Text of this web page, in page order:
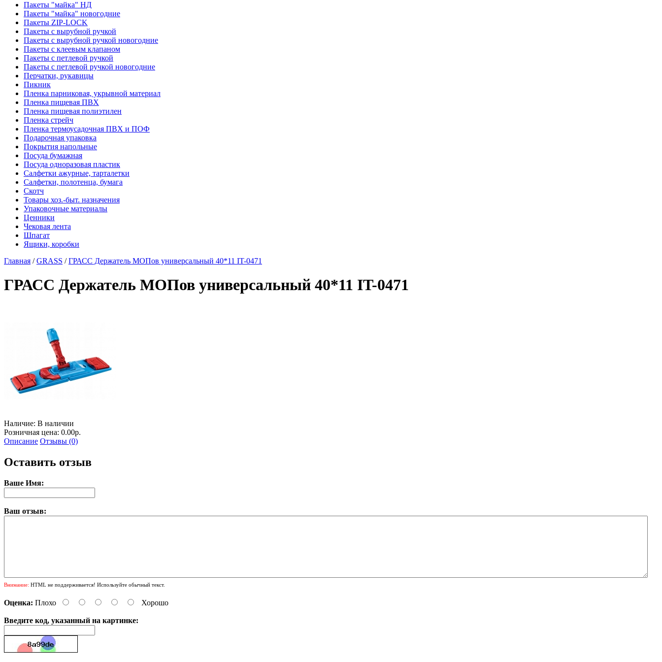
Пакеты "майка" НД
Пакеты "майка" новогодние
Пакеты ZIP-LOCK
Пакеты с вырубной ручкой
Пакеты с вырубной ручкой новогодние
Пакеты с клеевым клапаном
Пакеты с петлевой ручкой
Пакеты с петлевой ручкой новогодние
Перчатки, рукавицы
Пикник
Пленка парниковая, укрывной материал
Пленка пищевая ПВХ
Пленка пищевая полиэтилен
Пленка стрейч
Пленка термоусадочная ПВХ и ПОФ
Подарочная упаковка
Покрытия напольные
Посуда бумажная
Посуда одноразовая пластик
Салфетки ажурные, тарталетки
Салфетки, полотенца, бумага
Скотч
Товары хоз.-быт. назначения
Упаковочные материалы
Ценники
Чековая лента
Шпагат
Ящики, коробки
Главная /GRASS /ГРАСС Держатель МОПов универсальный 40*11 IT-0471
ГРАСС Держатель МОПов универсальный 40*11 IT-0471
Наличие: В наличии
Розничная цена: 0.00р.
Описание Отзывы (0)
Оставить отзыв
Ваше Имя:
Ваш отзыв:
Внимание: HTML не поддерживается! Используйте обычный текст.
Оценка: Плохо Хорошо
Введите код, указанный на картинке: